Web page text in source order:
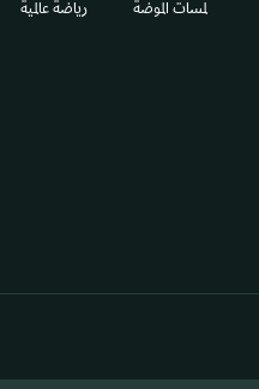
لمسات الموضة رياضة عالمية